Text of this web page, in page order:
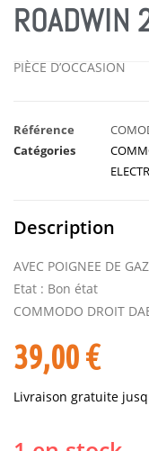
ROADWIN
PIÈCE D’OCCASION
Référence
Catégories
Description
AVEC POIGNEE DE GAZ
Etat : Bon état
COMMODO DROIT
39,00€
Livraison gratuite